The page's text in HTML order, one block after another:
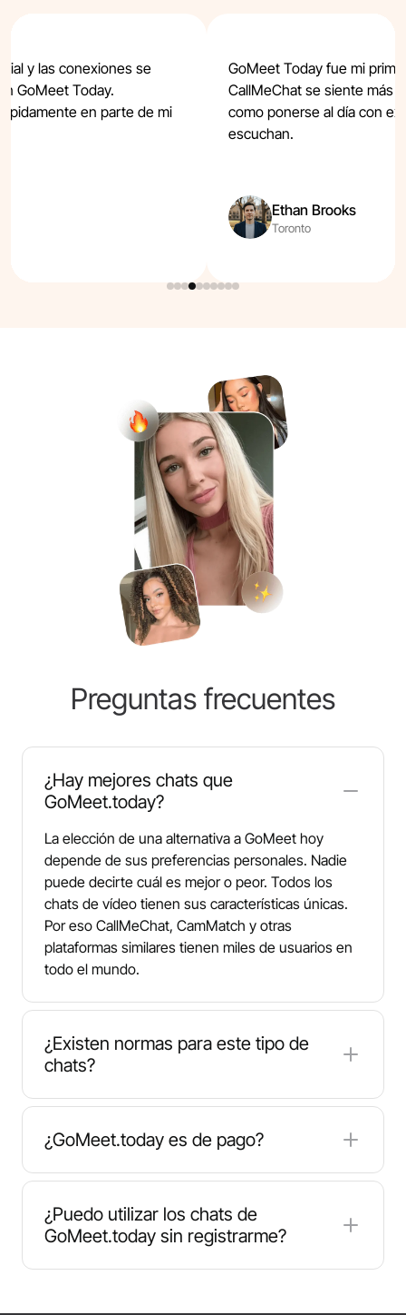
y las conexiones se
GoMeet Today.
en parte de mi
GoMeet Today fue mi
CallMeChat se siente más
como ponerse al día con
escuchan.
Ethan Brooks
Toronto
Preguntas frecuentes
¿Hay mejores chats que
GoMeet.today?
La elección de una alternativa a GoMeet hoy
depende de sus preferencias personales. Nadie
puede decirte cuál es mejor o peor. Todos los
chats de vídeo tienen sus características únicas.
Por eso CallMeChat, CamMatch y otras
plataformas similares tienen miles de usuarios en
todo el mundo.
¿Existen normas para este tipo de
chats?
GoMeet, CallMeChat y otras plataformas están
creadas para divertirse. Sin embargo, no debes
ofender a tu pareja aunque te caiga mal. Además,
puedes denunciar a los usuarios que te envíen
los chats de vídeo 1v1. La mejor variante es leer las
normas del sitio y no incumplirlas nunca.
¿GoMeet.today es de pago?
Sí y no. Las videollamadas y los chats son
gratuitos, pero si quieres disfrutar de filtros y
funciones especiales, tienes que comprar
monedas. Con su ayuda, conseguirás amigos y
guardarás chats a los que podrás acceder más
¿Puedo utilizar los chats de
GoMeet.today sin registrarme?